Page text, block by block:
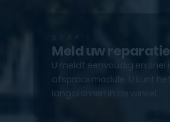
STAP 1
Meld uw
U meldt eenvoudig en
afspraakmodule. U kunt
langskomen in de winkel.